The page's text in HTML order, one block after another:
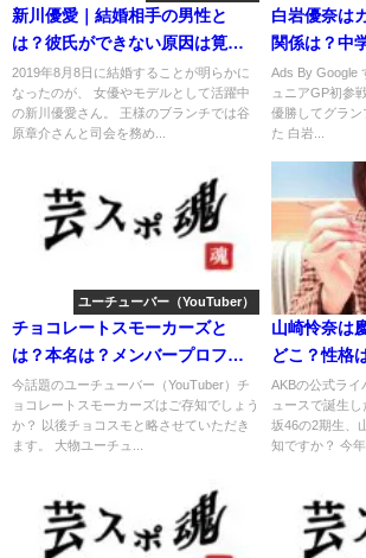
新川優愛｜結婚相手の男性と
は？彼氏ができない原因は筧美
和子？
2019年8月8日に結婚することが明らかに
なったのが、 女優やモデルとして活躍中
の新川優愛さん。 王様のブランチでは谷
原章介さんと司会を務め...
白岩優奈は
関係は？中
ーチは？
Ads By Google
ュニアGP初参
優勝してグラン
た 白岩...
ユーチューバー（YouTuber）
チョコレートスモーカーズと
は？本名は？メンバープロフィ
ール紹介
今話題のユーチューバー（YouTuber）チ
ョコレートスモーカーズはご存知でしょう
か？ 以後チョコスモと略させていただき
ます。 大物ユーチュ...
山崎怜奈は
どこ？性格
は本当？
AKBの公式ライ
ュースで誕生
坂46の2期生、
知ですか？ 今年